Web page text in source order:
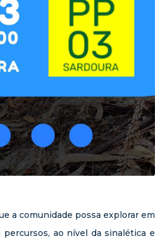
a comunidade possa explorar em
ao nível da sinalética e